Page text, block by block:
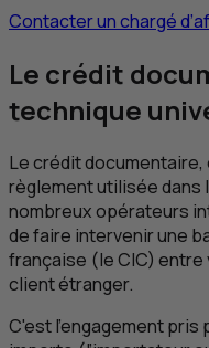
Contacter un chargé
Le crédit
technique
Le crédit
règlement utilisée dans
nombreux opérateurs
de faire intervenir une
française (leCIC) entre
client étranger.
C'est l’engagement pris